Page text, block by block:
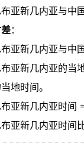
布亚新几内亚与中
差：
布亚新几内亚与中
布亚新几内亚的当
地时间。
布亚新几内亚时间
布亚新几内亚时间